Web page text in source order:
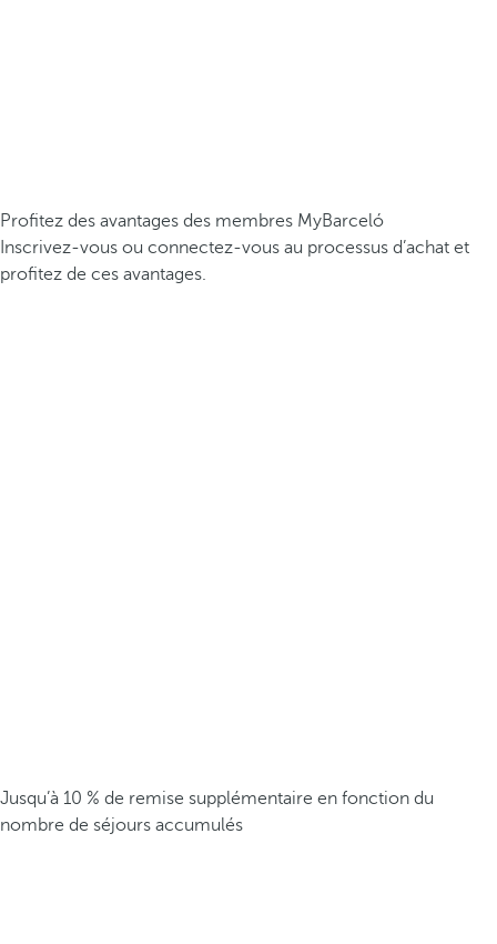
Profitez des avantages des membres MyBarceló
Inscrivez-vous ou connectez-vous au processus d’achat et
profitez de ces avantages.
Jusqu’à 10 % de remise supplémentaire en fonction du
nombre de séjours accumulés